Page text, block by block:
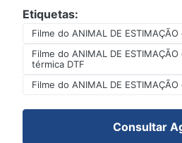
Etiquetas:
Filme do ANIMAL DE
Filme do ANIMAL DE
térmica DTF
Filme do ANIMAL DE ESTIMAÇÃO
Consultar